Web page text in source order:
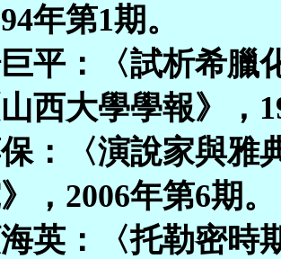
年第1期。
平：〈試析希臘
山西大學學報》，
：〈演說家與雅
，2006年第6期。
英：〈托勒密時